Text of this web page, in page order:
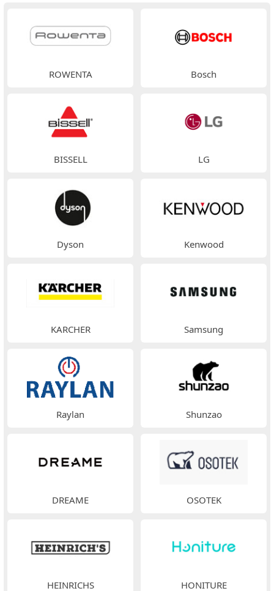
ROWENTA Bosch
BISSELL LG
Dyson Kenwood
KARCHER Samsung
Raylan Shunzao
DREAME OSOTEK
HEINRICHS HONITURE